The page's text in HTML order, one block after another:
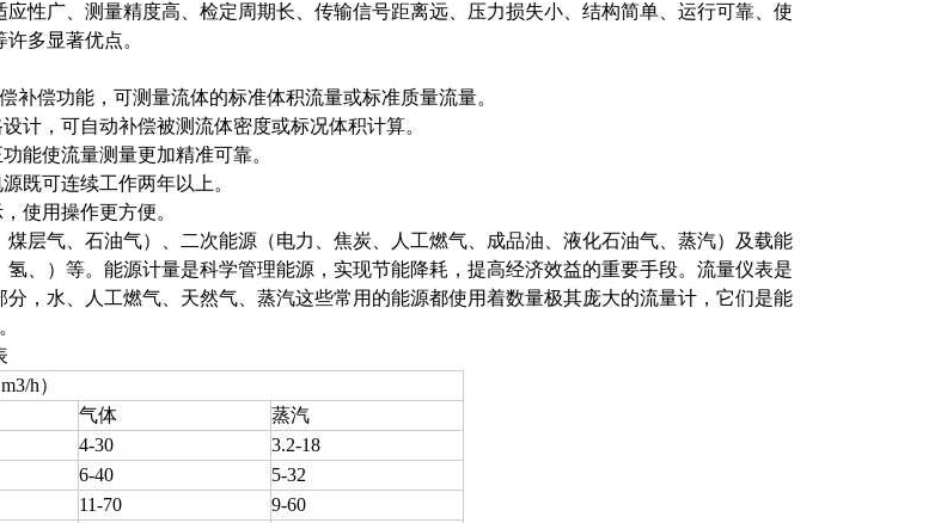
性广、测量精度高、检定周期长、传输信号距离远、压力损失小、结构简单、运行可靠、使
多显著优点。
补偿功能，可测量流体的标准体积流量或标准质量流量。
计，可自动补偿被测流体密度或标况体积计算。
能使流量测量更加精准可靠。
既可连续工作两年以上。
使用操作更方便。
层气、石油气）、二次能源（电力、焦炭、人工燃气、成品油、液化石油气、蒸汽）及载能
氢、）等。能源计量是科学管理能源，实现节能降耗，提高经济效益的重要手段。流量仪表是
，水、人工燃气、天然气、蒸汽这些常用的能源都使用着数量极其庞大的流量计，它们是能
h）
气体
蒸汽
4-30
3.2-18
6-40
5-32
11-70
9-60